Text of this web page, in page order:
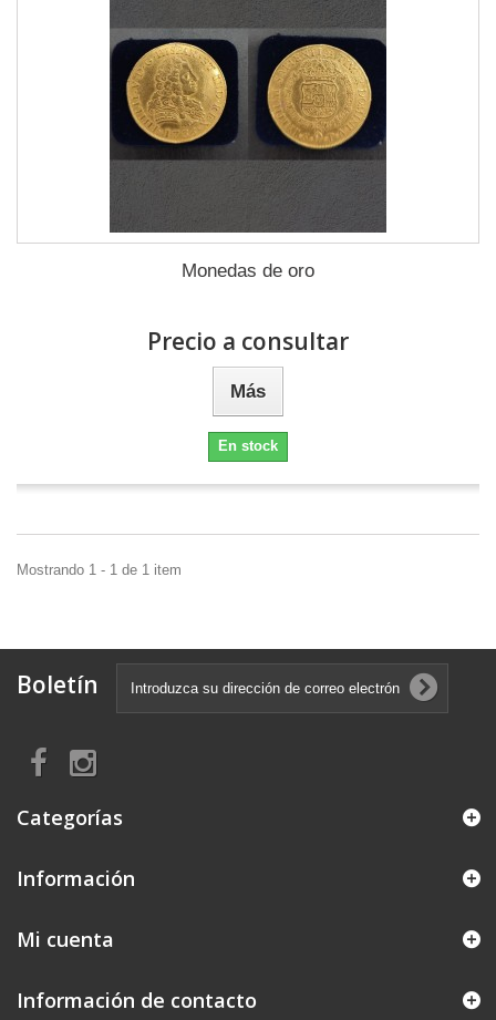
Monedas de oro
Precio a consultar
Más
En stock
Mostrando 1 - 1 de 1 item
Boletín
Categorías
Información
Mi cuenta
Información de contacto